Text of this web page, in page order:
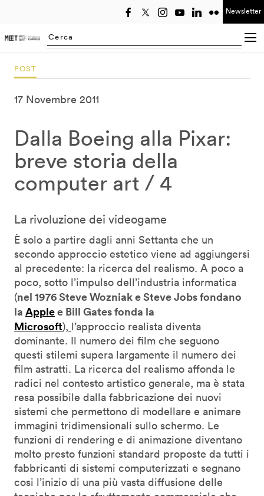
Newsletter
Searching...
POST
17 Novembre 2011
Dalla Boeing alla Pixar:
breve storia della
computer art / 4
La rivoluzione dei videogame
È solo a partire dagli anni Settanta che un
secondo approccio estetico viene ad aggiungersi
al precedente: la ricerca del realismo. A poco a
poco, sotto l’impulso dell’industria informatica
(nel 1976 Steve Wozniak e Steve Jobs fondano
la Applee Bill Gates fonda la
Microsoft), l’approccio realista diventa
dominante. Il numero dei film che seguono
questi stilemi supera largamente il numero dei
film astratti. La ricerca del realismo affonda le
radici nel contesto artistico generale, ma è stata
resa possibile dalla fabbricazione dei nuovi
sistemi che permettono di modellare e animare
immagini tridimensionali sullo schermo. Le
funzioni di rendering e di animazione diventano
molto presto funzioni standard proposte da tutti i
fabbricanti di sistemi computerizzati e segnano
cosi l’inizio di una più vasta diffusione delle